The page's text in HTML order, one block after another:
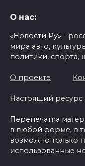
О нас:
«Новости Ру» -
мира авто,
политики, спорта,
О проекте
Настоящий ресурс
Перепечатка
в любой форме, в
возможно только
использованные